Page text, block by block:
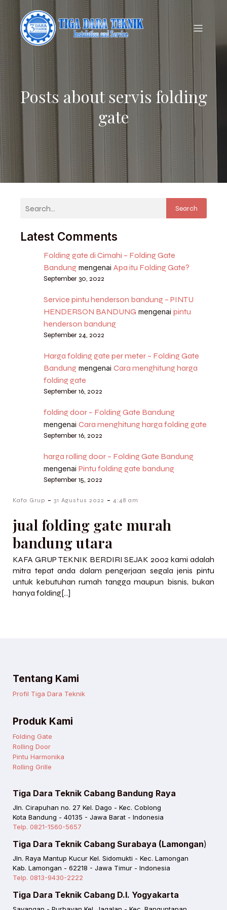
Posts about servis folding
gate
Search
Latest Comments
Folding gate di Cimahi – Folding Gate
Bandungmengenai Apa itu Folding Gate?
September 30, 2022
Service pintu henderson bandung – PINTU
HENDERSON BANDUNG mengenai pintu
henderson bandung
September 24, 2022
Harga folding gate per meter – Folding Gate
Bandungmengenai Cara menghitung harga
folding gate
September 16, 2022
folding door – Folding Gate Bandung
mengenai Cara menghitung harga folding gate
September 16, 2022
harga rolling door – Folding Gate Bandung
mengenai Pintu folding gate bandung
September 15, 2022
Kafa Grup - 31 Agustus 2022 - 4:48 am
jual folding gate murah
bandung utara
KAFA GRUP TEKNIK BERDIRI SEJAK 2002 kami adalah
mitra tepat anda dalam pengerjaan segala jenis pintu
untuk kebutuhan rumah tangga maupun bisnis, bukan
hanya folding[…]
Tentang Kami
Profil Tiga Dara Teknik
Produk Kami
Folding Gate
Rolling Door
Pintu Harmonika
Rolling Grille
Tiga Dara Teknik Cabang Bandung Raya
Jln. Cirapuhan no. 27 Kel. Dago - Kec. Coblong
Kota Bandung - 40135 - Jawa Barat - Indonesia
Telp. 0821-1560-5657
Tiga Dara Teknik Cabang Surabaya (Lamongan)
Jln. Raya Mantup Kucur Kel. Sidomukti - Kec. Lamongan
Kab. Lamongan - 62218 - Jawa Timur - Indonesia
Telp. 0813-9430-2222
Tiga Dara Teknik Cabang D.I. Yogyakarta